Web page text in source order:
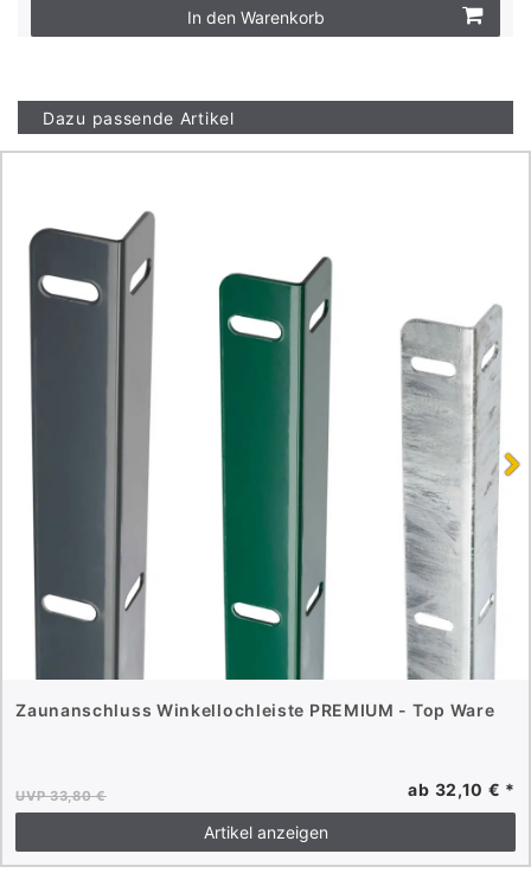
In den Warenkorb
Dazu passende Artikel
Zaunanschluss Winkellochleiste PREMIUM - Top Ware
UVP 33,80 € ab 32,10 € *
Artikel anzeigen